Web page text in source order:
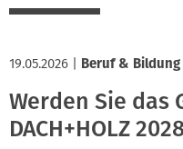
19.05.2026 Beruf & Bildung
Werden Sie das
DACH+HOLZ